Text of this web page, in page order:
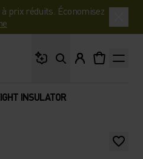
prix réduits. Économisez
INSULATOR